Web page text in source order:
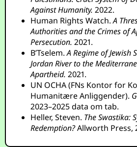
Against Humanity. 2022.
Human Rights Watch.A
Authorities and the Crimes of
Persecution. 2021.
B’Tselem.A Regime of Jewish
Jordan River to the
Apartheid. 2021.
UN OCHA (FNs Kontor for
Humanitære Anliggender).
2023–2025 data om tab.
Heller, Steven. The Swastika:
Redemption?Allworth Press,